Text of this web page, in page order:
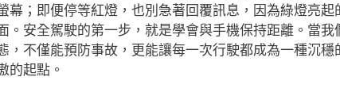
幕；即便停等紅燈，也別急著回覆訊息，因為綠燈亮起
。安全駕駛的第一步，就是學會與手機保持距離。當
，不僅能預防事故，更能讓每一次行駛都成為一種沉穩
的起點。